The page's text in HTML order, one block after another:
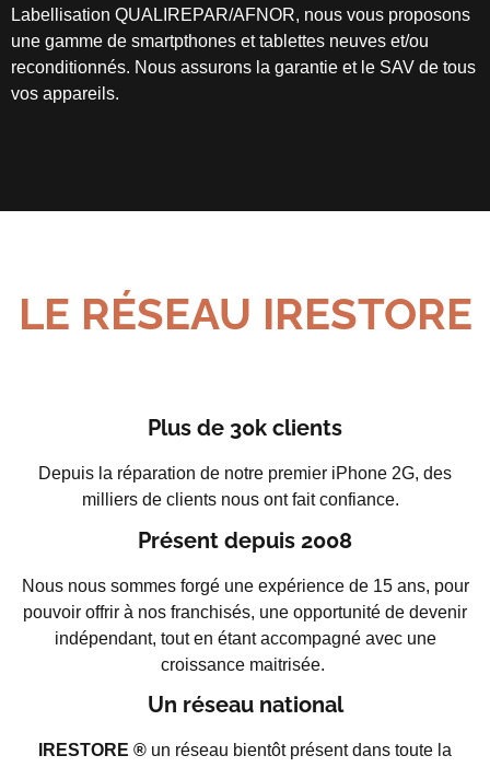
Labellisation QUALIREPAR/AFNOR, nous vous proposons
une gamme de smartpthones et tablettes neuves et/ou
reconditionnés. Nous assurons la garantie et le SAV de tous
vos appareils.
LE RÉSEAU IRESTORE
Plus de 30k clients
Depuis la réparation de notre premier iPhone 2G, des
milliers de clients nous ont fait confiance.
Présent depuis 2008
Nous nous sommes forgé une expérience de 15 ans, pour
pouvoir offrir à nos franchisés, une opportunité de devenir
indépendant, tout en étant accompagné avec une
croissance maitrisée.
Un réseau national
IRESTORE ® un réseau bientôt présent dans toute la